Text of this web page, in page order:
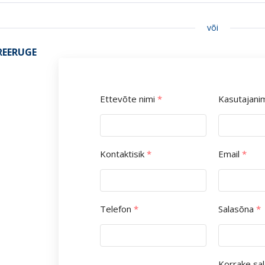
või
Ettevõte nimi *
Kontaktisik *
Telefon *
Email *
Salasõna *